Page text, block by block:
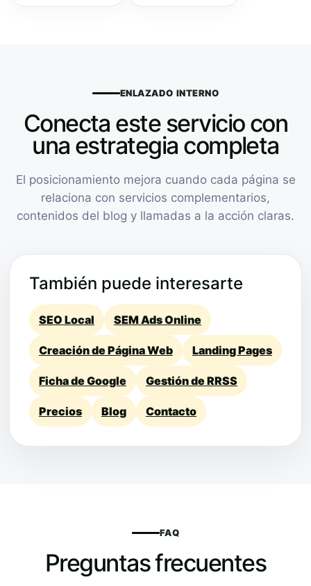
ENLAZADO INTERNO
Conecta este servicio con
una estrategia completa
El posicionamiento mejora cuando cada página se
relaciona con servicios complementarios,
contenidos del blog y llamadas a la acción claras.
También puede interesarte
SEO Local SEM Ads Online
Creación de Página Web Landing Pages
Ficha de Google Gestión de RRSS
Precios Blog Contacto
FAQ
Preguntas frecuentes